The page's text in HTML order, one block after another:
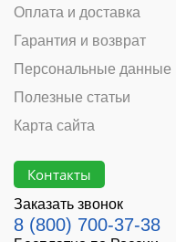
Оплата и доставка
Гарантия и возврат
Персональные данные
Полезные статьи
Карта сайта
Контакты
Заказать звонок
8 (800) 700-37-38